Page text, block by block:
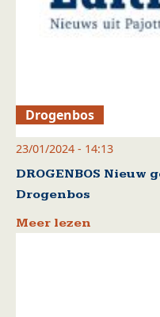
Drogenbos
23/01/2024 - 14:13
DROGENBOS
Drogenbos
Meer lezen